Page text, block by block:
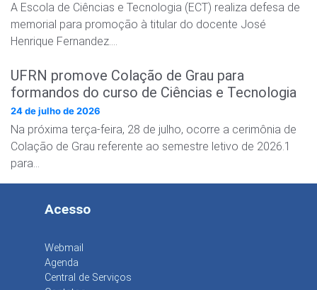
A Escola de Ciências e Tecnologia (ECT) realiza defesa de
memorial para promoção à titular do docente José
Henrique Fernandez….
UFRN promove Colação de Grau para
formandos do curso de Ciências e Tecnologia
24 de julho de 2026
Na próxima terça-feira, 28 de julho, ocorre a cerimônia de
Colação de Grau referente ao semestre letivo de 2026.1
para…
Acesso
Webmail
Agenda
Central de Serviços